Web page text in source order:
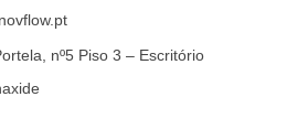
nº5 Piso 3 – Escritório